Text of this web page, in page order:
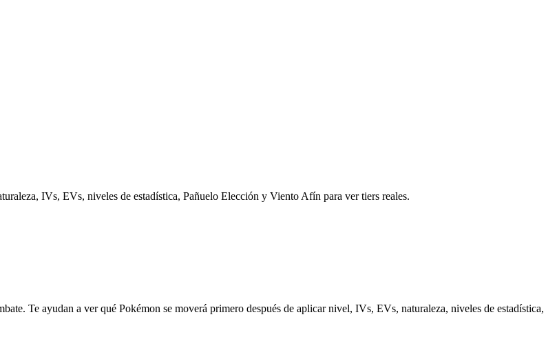
IVs, EVs, niveles de estadística, Pañuelo Elección y Viento Afín para ver tiers reales.
Te ayudan a ver qué Pokémon se moverá primero después de aplicar nivel, IVs, EVs, naturaleza, niveles de estadística,